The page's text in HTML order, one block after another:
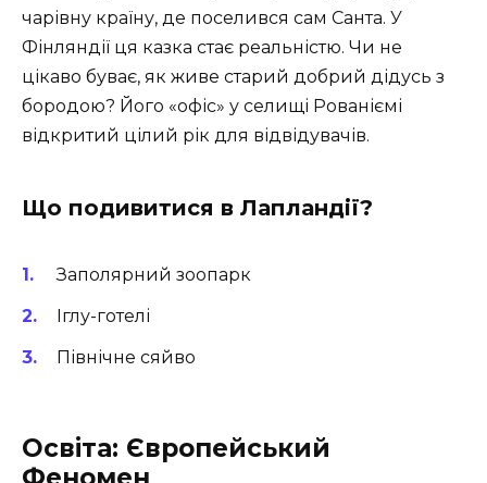
чарівну країну, де поселився сам Санта. У
Фінляндії ця казка стає реальністю. Чи не
цікаво буває, як живе старий добрий дідусь з
бородою? Його «офіс» у селищі Рованіємі
відкритий цілий рік для відвідувачів.
Що подивитися в Лапландії?
Заполярний зоопарк
Іглу-готелі
Північне сяйво
Освіта: Європейський